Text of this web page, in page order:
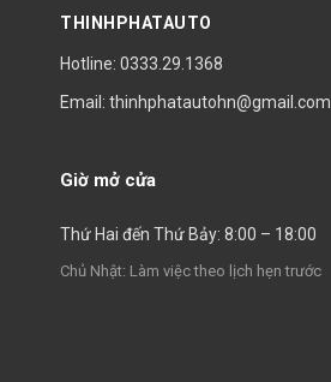
THINHPHATAUTO
Hotline: 0333.29.1368
Email: thinhphatautohn@gmail.com
Giờ mở cửa
Thứ Hai đến Thứ Bảy: 8:00 – 18:00
Chủ Nhật: Làm việc theo lịch hẹn trước